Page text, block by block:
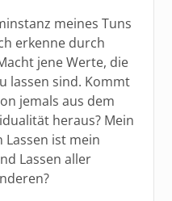
meines Tuns
erkenne durch
jene Werte, die
lassen sind. Kommt
jemals aus dem
heraus? Mein
Lassen ist mein
Lassen aller